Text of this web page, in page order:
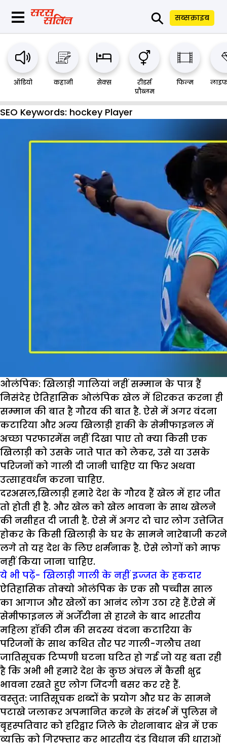
⚲ सब्सक्राइब
ऑडियो कहानी सेक्स
रीडर्स
प्रौब्लम
फिल्म
SEO Keywords: hockey Player
ओलंपिक: खिलाड़ी गालियां नहीं सम्मान के पात्र हैं
निसंदेह ऐतिहासिक ओलंपिक खेल में शिरकत करना ही
सम्मान की बात है गौरव की बात है. ऐसे में अगर वंदना
कटारिया और अन्य खिलाड़ी हाकी के सेमीफाइनल में
अच्छा परफारमेंस नहीं दिखा पाए तो क्या किसी एक
खिलाड़ी को उसके जाते पात को लेकर, उसे या उसके
परिजनों को गाली दी जानी चाहिए या फिर अथवा
उत्साहवर्धन करना चाहिए.
दरअसल,खिलाड़ी हमारे देश के गौरव हैं खेल में हार जीत
तो होती ही है. और खेल को खेल भावना के साथ खेलने
की नसीहत दी जाती है. ऐसे में अगर दो चार लोग उत्तेजित
होकर के किसी खिलाड़ी के घर के सामने नारेबाजी करने
लगे तो यह देश के लिए शर्मनाक है. ऐसे लोगों को माफ
नहीं किया जाना चाहिए.
ये भी पढ़ें- खिलाड़ी गाली के नहीं इज्जत के हकदार
ऐतिहासिक तोक्यो ओलंपिक के एक सौ पच्चीस साल
का आगाज और खेलों का आनंद लोग उठा रहे हैं.ऐसे में
सेमीफाइनल में अर्जेंटीना से हारने के बाद भारतीय
महिला हॉकी टीम की सदस्य वंदना कटारिया के
परिजनों के साथ कथित तौर पर गाली-गलौच तथा
जातिसूचक टिप्पणी घटना घटित हो गई जो यह बता रही
है कि अभी भी हमारे देश के कुछ अंचल में कैसी क्षुद्र
भावना रखते हुए लोग जिंदगी बसर कर रहे हैं.
वस्तुत: जातिसूचक शब्दों के प्रयोग और घर के सामने
पटाखे जलाकर अपमानित करने के संदर्भ में पुलिस ने
बृहस्पतिवार को हरिद्वार जिले के रोशनाबाद क्षेत्र में एक
व्यक्ति को गिरफ्तार कर भारतीय दंड विधान की धाराओं